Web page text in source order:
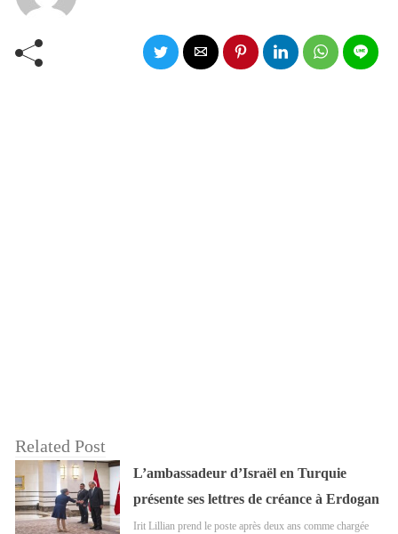
Related Post
L’ambassadeur d’Israël en Turquie
présente ses lettres de créance à Erdogan
Irit Lillian prend le poste après deux ans comme chargée